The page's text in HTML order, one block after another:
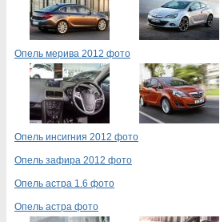
Опель мерива 2012 фото
Опель инсигния 2012 фото
Опель зафира 2012 фото
Опель астра 1.6 фото
Опель астра фото